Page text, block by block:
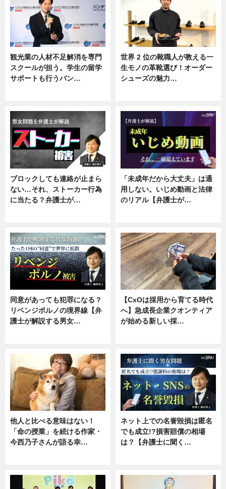
観光業の人材不足解消を専門
スクールが担う。学生の留学
サポートも行うバン…
世界 2 位の靴職人が教える一
生モノの革靴選び！オーダー
シューズの魅力…
ブロックしても連絡が止まら
ない…それ、ストーカー行為
に当たる？弁護士が…
「未成年だから大丈夫」は通
用しない。いじめ動画と法律
のリアル【弁護士が…
同意があっても犯罪になる？
リベンジポルノの境界線【弁
護士が解説する男女…
【CxOは採用から育てる時代
へ】急成長企業クオンティア
が始める新しい採…
他人と比べる意味はない！
「命の授業」を続ける作家・
今西乃子さんが語る幸…
ネット上での名誉毀損は匿名
でも成立!?損害賠償の相場
は？【弁護士に聞く…